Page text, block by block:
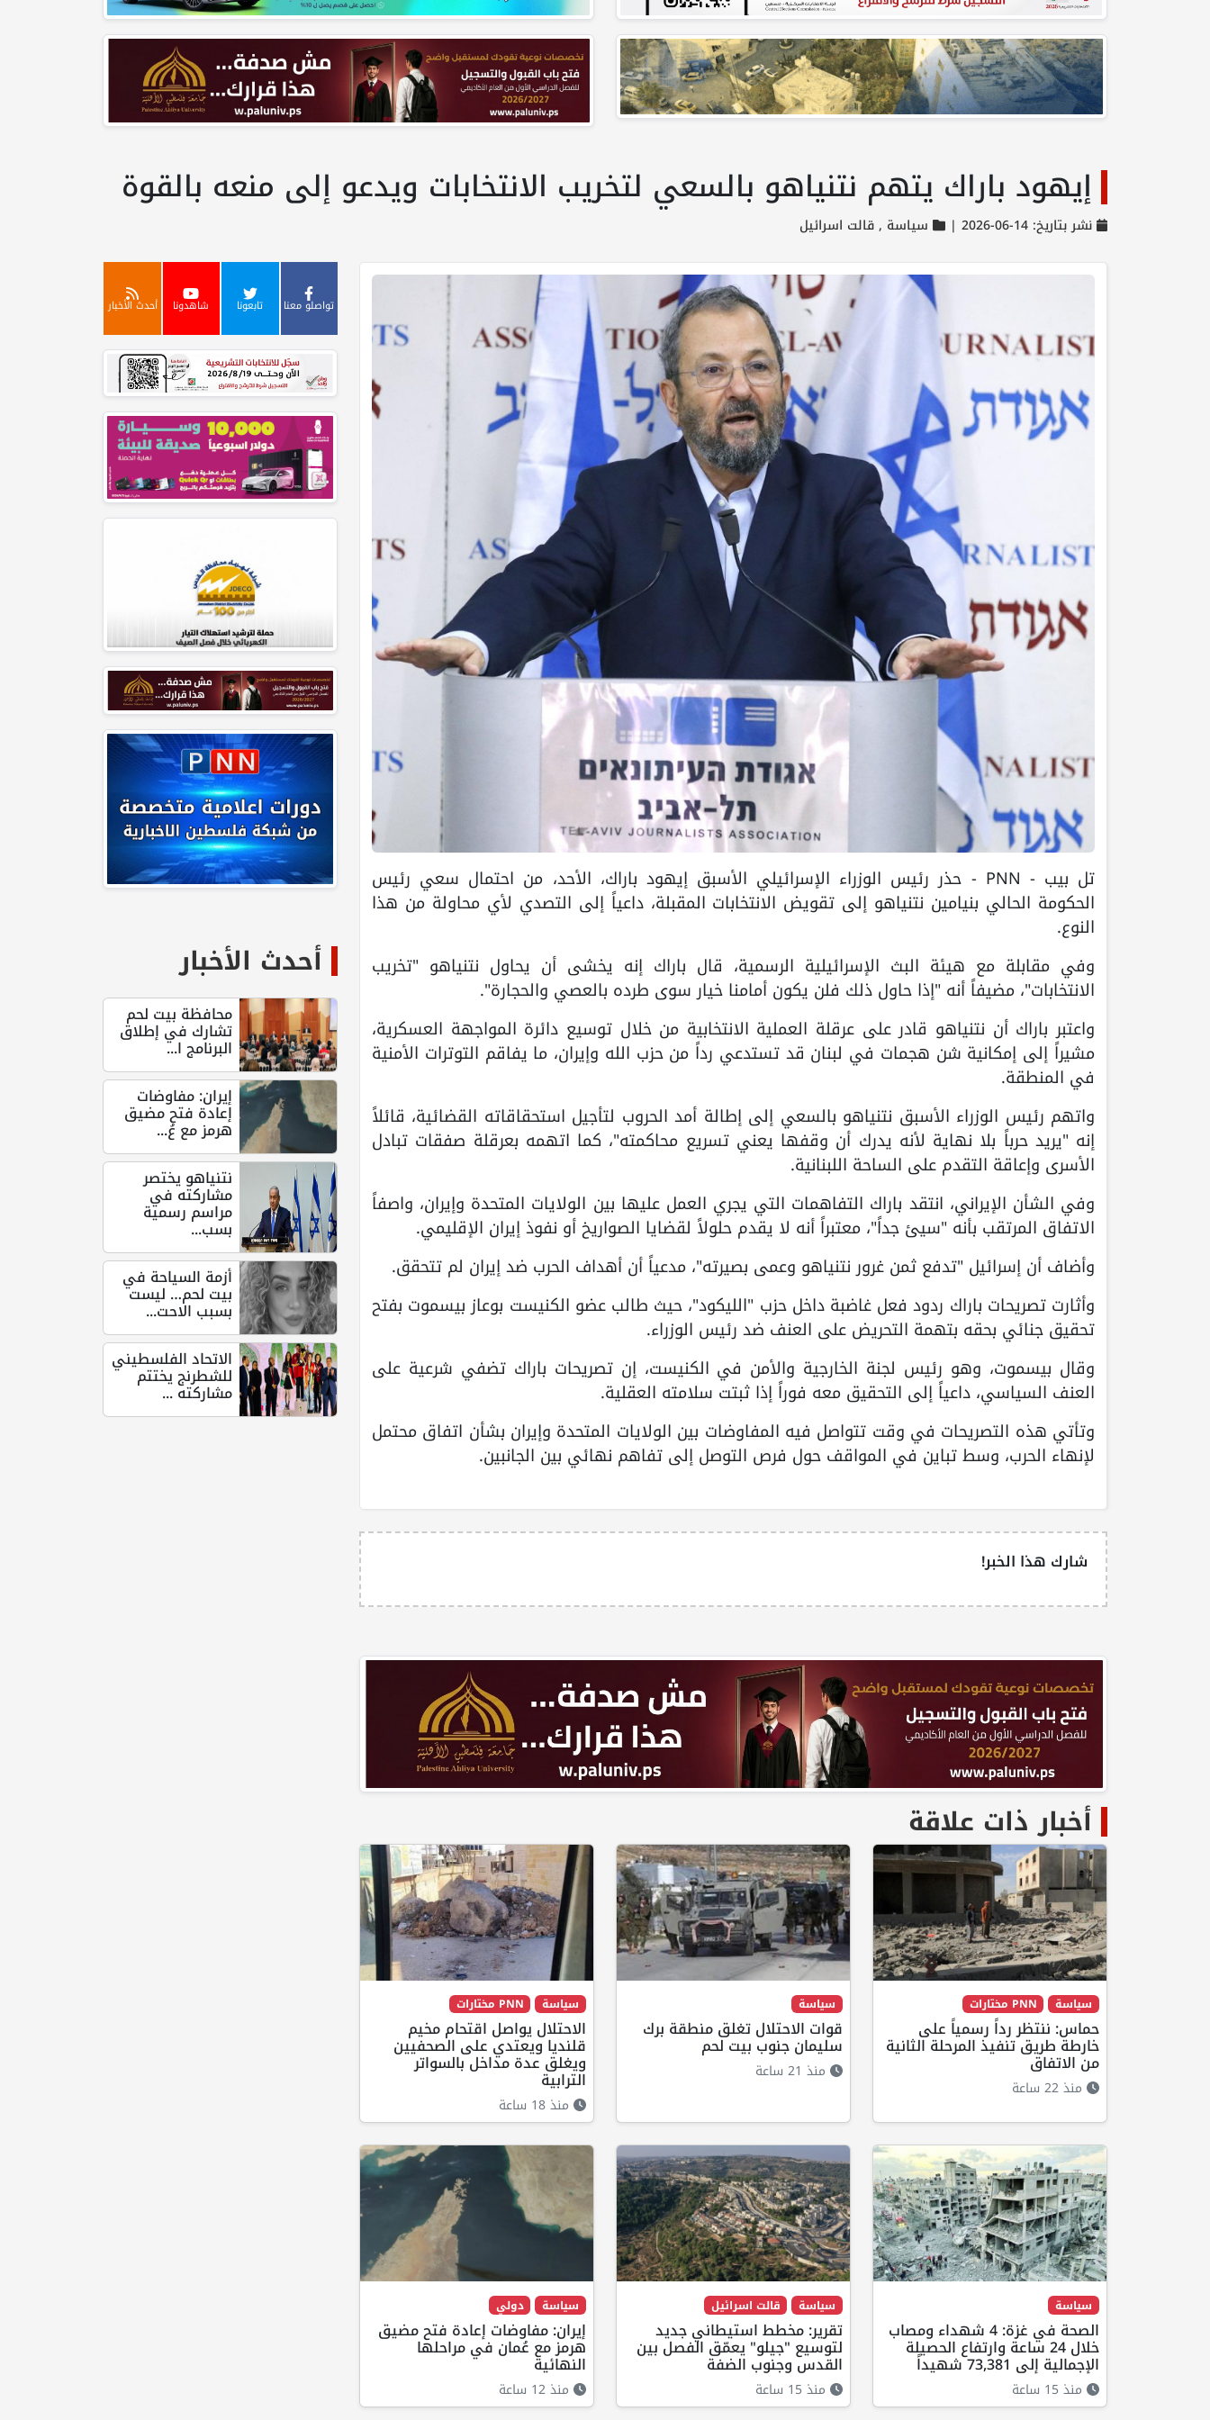
إيهود باراك يتهم نتنياهو بالسعي لتخريب الانتخابات ويدعو إلى منعه بالقوة
نشر بتاريخ: 14-06-2026 | سياسة ,قالت اسرائيل
تل بيب - PNN - حذر رئيس الوزراء الإسرائيلي الأسبق إيهود باراك، الأحد، من احتمال سعي رئيس
الحكومة الحالي بنيامين نتنياهو إلى تقويض الانتخابات المقبلة، داعياً إلى التصدي لأي محاولة من هذا
النوع.
وفي مقابلة مع هيئة البث الإسرائيلية الرسمية، قال باراك إنه يخشى أن يحاول نتنياهو "تخريب
الانتخابات"، مضيفاً أنه "إذا حاول ذلك فلن يكون أمامنا خيار سوى طرده بالعصي والحجارة".
واعتبر باراك أن نتنياهو قادر على عرقلة العملية الانتخابية من خلال توسيع دائرة المواجهة العسكرية،
مشيراً إلى إمكانية شن هجمات في لبنان قد تستدعي رداً من حزب الله وإيران، ما يفاقم التوترات الأمنية
في المنطقة.
واتهم رئيس الوزراء الأسبق نتنياهو بالسعي إلى إطالة أمد الحروب لتأجيل استحقاقاته القضائية، قائلاً
إنه "يريد حرباً بلا نهاية لأنه يدرك أن وقفها يعني تسريع محاكمته"، كما اتهمه بعرقلة صفقات تبادل
الأسرى وإعاقة التقدم على الساحة اللبنانية.
وفي الشأن الإيراني، انتقد باراك التفاهمات التي يجري العمل عليها بين الولايات المتحدة وإيران، واصفاً
الاتفاق المرتقب بأنه "سيئ جداً"، معتبراً أنه لا يقدم حلولاً لقضايا الصواريخ أو نفوذ إيران الإقليمي.
وأضاف أن إسرائيل "تدفع ثمن غرور نتنياهو وعمى بصيرته"، مدعياً أن أهداف الحرب ضد إيران لم تتحقق.
وأثارت تصريحات باراك ردود فعل غاضبة داخل حزب "الليكود"، حيث طالب عضو الكنيست بوعاز بيسموت بفتح
تحقيق جنائي بحقه بتهمة التحريض على العنف ضد رئيس الوزراء.
وقال بيسموت، وهو رئيس لجنة الخارجية والأمن في الكنيست، إن تصريحات باراك تضفي شرعية على
العنف السياسي، داعياً إلى التحقيق معه فوراً إذا ثبتت سلامته العقلية.
وتأتي هذه التصريحات في وقت تتواصل فيه المفاوضات بين الولايات المتحدة وإيران بشأن اتفاق محتمل
لإنهاء الحرب، وسط تباين في المواقف حول فرص التوصل إلى تفاهم نهائي بين الجانبين.
شارك هذا الخبر!
أخبار ذات علاقة
سياسة PNN مختارات
حماس: ننتظر رداً رسمياً على
خارطة طريق تنفيذ المرحلة الثانية
من الاتفاق
منذ 22 ساعة
سياسة
قوات الاحتلال تغلق منطقة برك
سليمان جنوب بيت لحم
منذ 21 ساعة
سياسة PNN مختارات
الاحتلال يواصل اقتحام مخيم
قلنديا ويعتدي على الصحفيين
ويغلق عدة مداخل بالسواتر
الترابية
منذ 18 ساعة
سياسة
الصحة في غزة: 4 شهداء ومصاب
خلال 24 ساعة وارتفاع الحصيلة
الإجمالية إلى 73,381 شهيداً
منذ 15 ساعة
سياسة قالت اسرائيل
تقرير: مخطط استيطاني جديد
لتوسيع "جيلو" يعمّق الفصل بين
القدس وجنوب الضفة
منذ 15 ساعة
سياسة دولي
إيران: مفاوضات إعادة فتح مضيق
هرمز مع عُمان في مراحلها
النهائية
منذ 12 ساعة
تواصلو معنا تابعونا شاهدونا أحدث الأخبار
أحدث الأخبار
محافظة بيت لحم
تشارك في إطلاق
البرنامج ا...
إيران: مفاوضات
إعادة فتح مضيق
هرمز مع عُ...
نتنياهو يختصر
مشاركته في
مراسم رسمية
بسب...
أزمة السياحة في
بيت لحم… ليست
بسبب الاحت...
الاتحاد الفلسطيني
للشطرنج يختتم
مشاركته ...